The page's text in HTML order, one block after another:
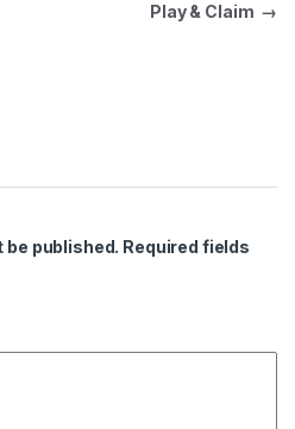
Play & Claim →
be published. Required fields